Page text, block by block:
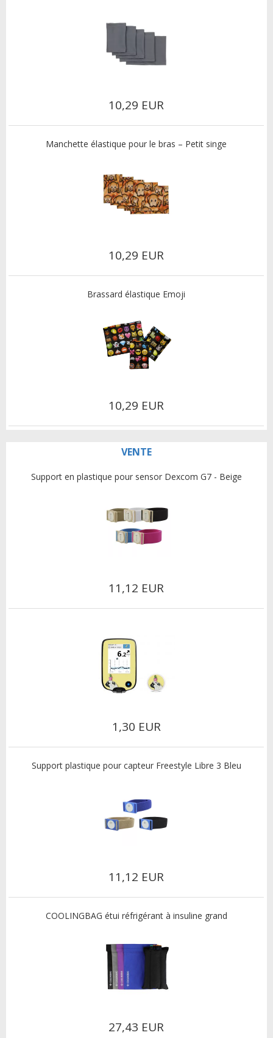
10,29 EUR
Manchette élastique pour le bras – Petit singe
10,29 EUR
Brassard élastique Emoji
10,29 EUR
VENTE
Support en plastique pour sensor Dexcom G7 - Beige
11,12 EUR
1,30 EUR
Support plastique pour capteur Freestyle Libre 3 Bleu
11,12 EUR
COOLINGBAG étui réfrigérant à insuline grand
27,43 EUR